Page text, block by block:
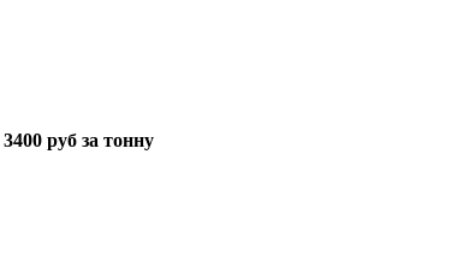
3400 руб за тонну